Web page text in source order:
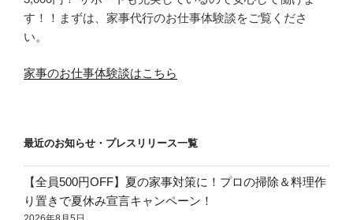
す！！まずは、家事代行のお仕事体験談をご覧くださ
い。
家事のお仕事体験談はこちら
最近のお知らせ・プレスリリース一覧
【全員500円OFF】夏の家事対策に！プロの掃除＆料理作
り置きで夏休み宣言キャンペーン！